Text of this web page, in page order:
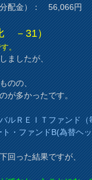
配金）： 56,066円
－31）
。
ましたが、
のの、
が多かったです。
ルＲＥＩＴファンド（
・ファンドB(為替ヘ
回った結果ですが、